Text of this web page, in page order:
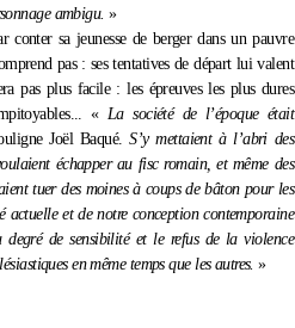
ambigu.»
conter sa jeunesse de berger dans un pauvre
pas : ses tentatives de départ lui valent
pas plus facile : les épreuves les plus dures
«La société de l’époque était
Joël Baqué.S’y mettaient à l’abri des
échapper au fisc romain, et même des
tuer des moines à coups de bâton pour les
actuelle et de notre conception contemporaine
de sensibilité et le refus de la violence
en même temps que les autres. »